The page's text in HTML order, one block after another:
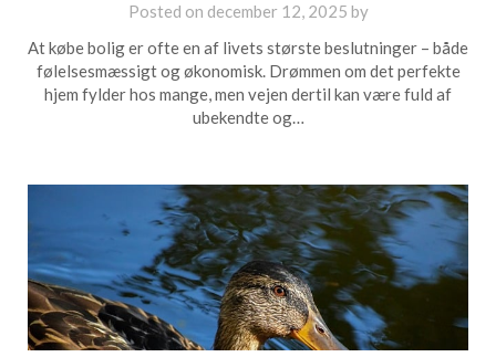
Posted on december 12, 2025 by
At købe bolig er ofte en af livets største beslutninger – både
følelsesmæssigt og økonomisk. Drømmen om det perfekte
hjem fylder hos mange, men vejen dertil kan være fuld af
ubekendte og…